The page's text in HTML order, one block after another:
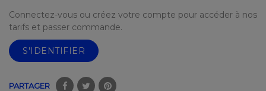
Connectez-vous ou créez votre compte pour accéder à nos
tarifs et passer commande.
S'IDENTIFIER
PARTAGER